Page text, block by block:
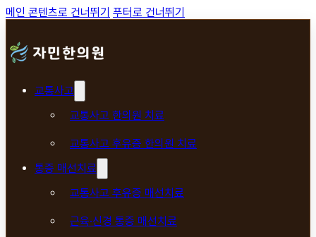
메인 콘텐츠로 건너뛰기 푸터로 건너뛰기
교통사고
교통사고 한의원 치료
교통사고 후유증 한의원 치료
통증 매선치료
교통사고 후유증 매선치료
근육·신경 통증 매선치료